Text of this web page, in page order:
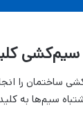
ساختمان را
سیم‌ها به